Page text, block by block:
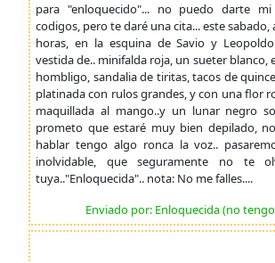
para "enloquecido"... no puedo darte
codigos, pero te daré una cita... este sabado,
horas, en la esquina de Savio y
vestida de.. minifalda roja, un sueter blanco,
hombligo, sandalia de tiritas, tacos de
platinada con rulos grandes, y con una flor
maquillada al mango..y un lunar negro
prometo que estaré muy bien depilado,
hablar tengo algo ronca la voz..
inolvidable, que seguramente no te
tuya.."Enloquecida".. nota: No me falles....
Enviado por: Enloquecida (no